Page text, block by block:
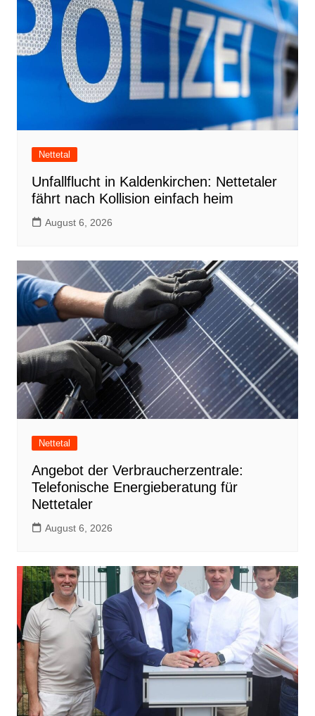
Nettetal
Unfallflucht in Kaldenkirchen: Nettetaler
fährt nach Kollision einfach heim
August 6, 2026
Nettetal
Angebot der Verbraucherzentrale:
Telefonische Energieberatung für
Nettetaler
August 6, 2026